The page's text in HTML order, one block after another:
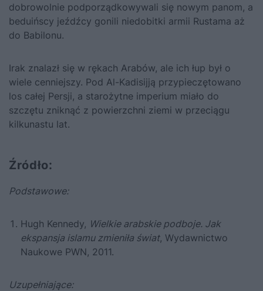
dobrowolnie podporządkowywali się nowym panom, a
beduińscy jeźdźcy gonili niedobitki armii Rustama aż
do Babilonu.
Irak znalazł się w rękach Arabów, ale ich łup był o
wiele cenniejszy. Pod Al-Kadisijją przypieczętowano
los całej Persji, a starożytne imperium miało do
szczętu zniknąć z powierzchni ziemi w przeciągu
kilkunastu lat.
Źródło:
Podstawowe:
Hugh Kennedy, Wielkie arabskie podboje. Jak
ekspansja islamu zmieniła świat, Wydawnictwo
Naukowe PWN, 2011.
Uzupełniające: